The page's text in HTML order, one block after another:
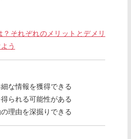
それぞれのメリットとデメリ
う
な情報を獲得できる
られる可能性がある
理由を深掘りできる